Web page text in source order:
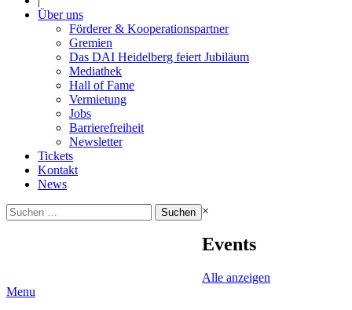
Über uns
Förderer & Kooperationspartner
Gremien
Das DAI Heidelberg feiert Jubiläum
Mediathek
Hall of Fame
Vermietung
Jobs
Barrierefreiheit
Newsletter
Tickets
Kontakt
News
Suchen
nach:
×
Events
Alle anzeigen
Menu